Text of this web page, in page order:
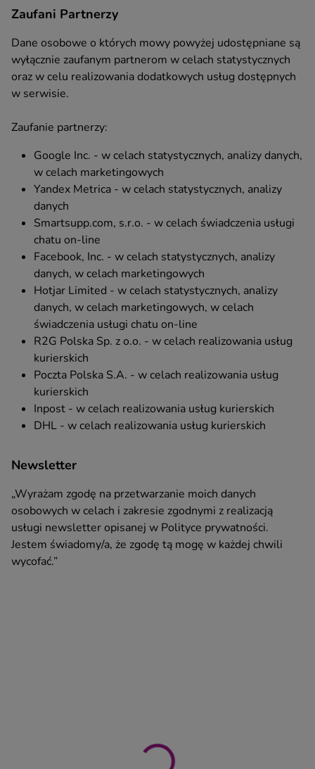
Zaufani Partnerzy
Dane osobowe o których mowy powyżej udostępniane są
wyłącznie zaufanym partnerom w celach statystycznych
oraz w celu realizowania dodatkowych usług dostępnych
w serwisie.
Zaufanie partnerzy:
Google Inc. - w celach statystycznych, analizy danych,
w celach marketingowych
Yandex Metrica - w celach statystycznych, analizy
danych
Smartsupp.com, s.r.o. - w celach świadczenia usługi
chatu on-line
Facebook, Inc. - w celach statystycznych, analizy
danych, w celach marketingowych
Hotjar Limited - w celach statystycznych, analizy
danych, w celach marketingowych, w celach
świadczenia usługi chatu on-line
R2G Polska Sp. z o.o. - w celach realizowania usług
kurierskich
Poczta Polska S.A. - w celach realizowania usług
kurierskich
Inpost - w celach realizowania usług kurierskich
DHL - w celach realizowania usług kurierskich
Newsletter
„Wyrażam zgodę na przetwarzanie moich danych
osobowych w celach i zakresie zgodnymi z realizacją
usługi newsletter opisanej w Polityce prywatności.
Jestem świadomy/a, że zgodę tą mogę w każdej chwili
wycofać.”